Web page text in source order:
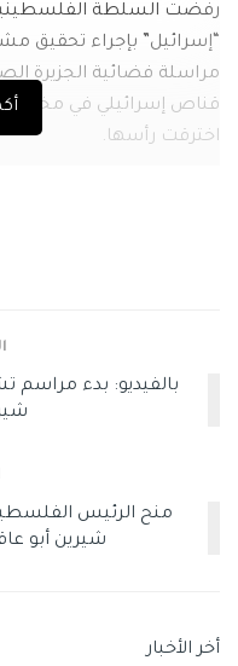
رفضت السلطة
“إسرائيل” بإجراء
مراسلة فضائية الجزيرة
قناص إسرائيلي في مخيم
اخترقت رأسها.
بالفيديو: بدء مراسم
منح الرئيس
شيرين أبو
أخر الأخبار